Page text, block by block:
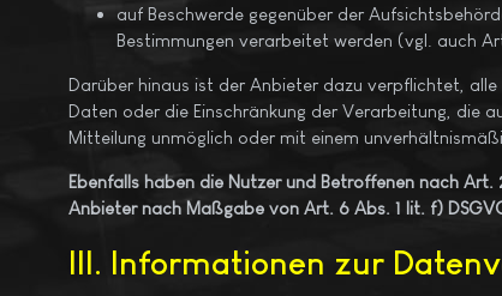
auf Beschwerde gegenüber der
Bestimmungen verarbeitet werden (vgl. auch
Darüber hinaus ist der Anbieter dazu verpflichtet,
Daten oder die Einschränkung der Verarbeitung, die
Mitteilung unmöglich oder mit einem
Ebenfalls haben die Nutzer und Betroffenen nach
Anbieter nach Maßgabe von Art. 6 Abs. 1 lit. f)
III. Informationen zur